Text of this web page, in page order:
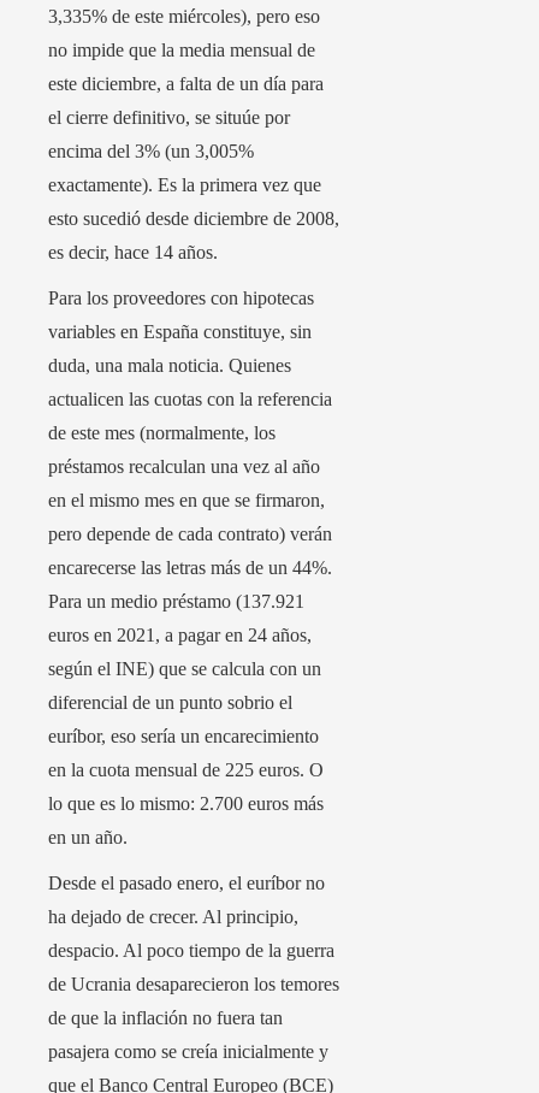
3,335% de este miércoles), pero eso
no impide que la media mensual de
este diciembre, a falta de un día para
el cierre definitivo, se situúe por
encima del 3% (un 3,005%
exactamente). Es la primera vez que
esto sucedió desde diciembre de 2008,
es decir, hace 14 años.
Para los proveedores con hipotecas
variables en España constituye, sin
duda, una mala noticia. Quienes
actualicen las cuotas con la referencia
de este mes (normalmente, los
préstamos recalculan una vez al año
en el mismo mes en que se firmaron,
pero depende de cada contrato) verán
encarecerse las letras más de un 44%.
Para un medio préstamo (137.921
euros en 2021, a pagar en 24 años,
según el INE) que se calcula con un
diferencial de un punto sobrio el
euríbor, eso sería un encarecimiento
en la cuota mensual de 225 euros. O
lo que es lo mismo: 2.700 euros más
en un año.
Desde el pasado enero, el euríbor no
ha dejado de crecer. Al principio,
despacio. Al poco tiempo de la guerra
de Ucrania desaparecieron los temores
de que la inflación no fuera tan
pasajera como se creía inicialmente y
que el Banco Central Europeo (BCE)